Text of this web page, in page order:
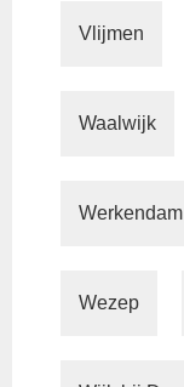
Vlijmen
Waalwijk
Werkendam
Wezep